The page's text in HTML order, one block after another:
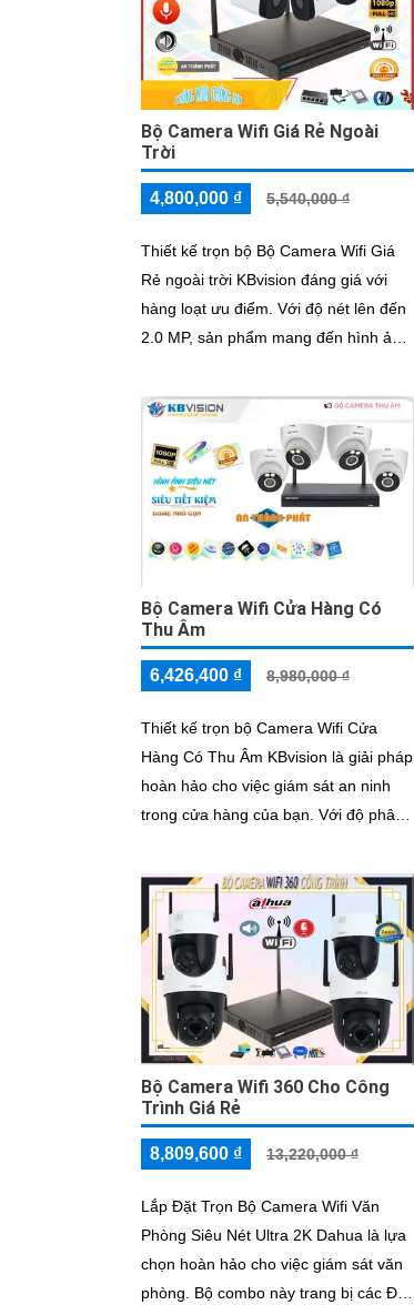
Bộ Camera Wifi Giá Rẻ Ngoài
Trời
4,800,000 ₫ 5,540,000 ₫
Thiết kế trọn bộ Bộ Camera Wifi Giá
Rẻ ngoài trời KBvision đáng giá với
hàng loạt ưu điểm. Với độ nét lên đến
2.0 MP, sản phẩm mang đến hình ảnh
Bộ Camera Wifi Cửa Hàng Có
Thu Âm
6,426,400 ₫ 8,980,000 ₫
Thiết kế trọn bộ Camera Wifi Cửa
Hàng Có Thu Âm KBvision là giải pháp
hoàn hảo cho việc giám sát an ninh
trong cửa hàng của bạn. Với độ phân
Bộ Camera Wifi 360 Cho Công
Trình Giá Rẻ
8,809,600 ₫ 13,220,000 ₫
Lắp Đặt Trọn Bộ Camera Wifi Văn
Phòng Siêu Nét Ultra 2K Dahua là lựa
chọn hoàn hảo cho việc giám sát văn
phòng. Bộ combo này trang bị các Đặc